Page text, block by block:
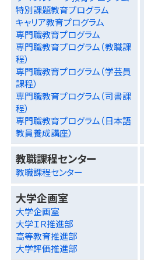
特別課題教育プログラム
キャリア教育プログラム
専門職教育プログラム
専門職教育プログラム（教職課
程）
専門職教育プログラム（学芸員
課程）
専門職教育プログラム（司書課
程）
専門職教育プログラム（日本語
教員養成講座）
教職課程センター
教職課程センター
大学企画室
大学企画室
大学ＩＲ推進部
高等教育推進部
大学評価推進部